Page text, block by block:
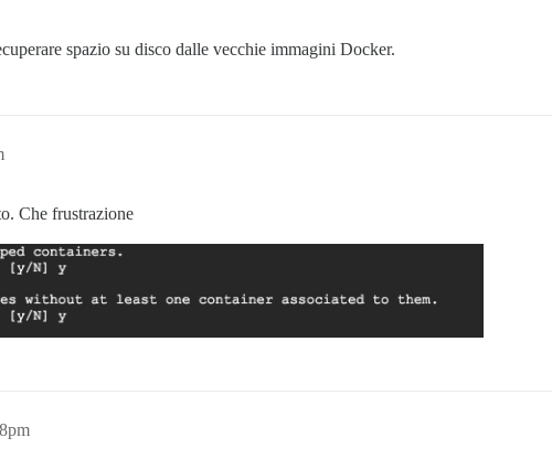
spazio su disco dalle vecchie immagini Docker.
Che frustrazione